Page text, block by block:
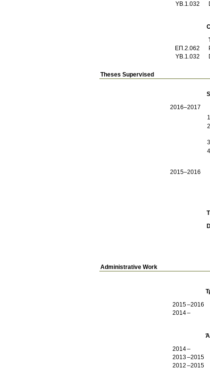
ΥΒ.1.032
ΕΠ.2.062
ΥΒ.1.032
Theses Supervised
2016–2017
2015–2016
Administrative Work
2015
2016
2014
2014
2013
2015
2012
2015